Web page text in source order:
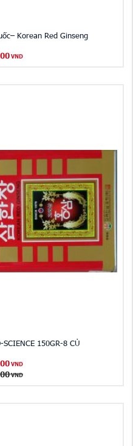
Korean Red Ginseng
VND
150GR-8 CỦ
VND
VND